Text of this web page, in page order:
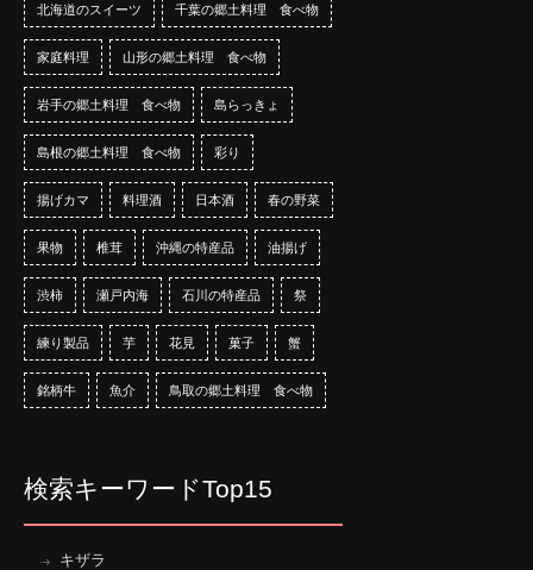
北海道のスイーツ 千葉の郷土料理 食べ物
家庭料理 山形の郷土料理 食べ物
岩手の郷土料理 食べ物 島らっきょ
島根の郷土料理 食べ物 彩り
揚げカマ 料理酒 日本酒 春の野菜
果物 椎茸 沖縄の特産品 油揚げ
渋柿 瀬戸内海 石川の特産品 祭
練り製品 芋 花見 菓子 蟹
銘柄牛 魚介 鳥取の郷土料理 食べ物
検索キーワードTop15
キザラ